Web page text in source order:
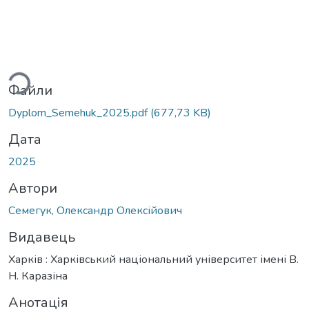
Файли
Dyplom_Semehuk_2025.pdf(677,73 KB)
Дата
2025
Автори
Семегук, Олександр Олексійович
Видавець
Харків : Харківський національний університет імені В.
Н. Каразіна
Анотація